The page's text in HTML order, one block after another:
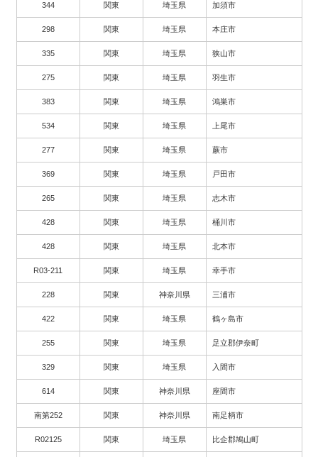
344 関東 埼玉県 加須市
298 関東 埼玉県 本庄市
335 関東 埼玉県 狭山市
275 関東 埼玉県 羽生市
383 関東 埼玉県 鴻巣市
534 関東 埼玉県 上尾市
277 関東 埼玉県 蕨市
369 関東 埼玉県 戸田市
265 関東 埼玉県 志木市
428 関東 埼玉県 桶川市
428 関東 埼玉県 北本市
R03-211 関東 埼玉県 幸手市
228 関東 神奈川県 三浦市
422 関東 埼玉県 鶴ヶ島市
255 関東 埼玉県 足立郡伊奈町
329 関東 埼玉県 入間市
614 関東 神奈川県 座間市
南第252 関東 神奈川県 南足柄市
R02125 関東 埼玉県 比企郡鳩山町